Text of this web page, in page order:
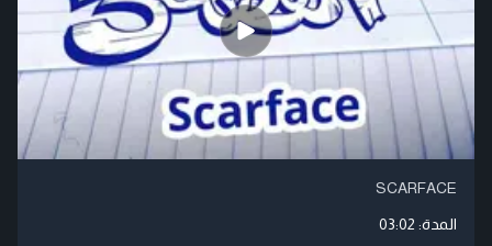
SCARFACE
المدة: 03:02